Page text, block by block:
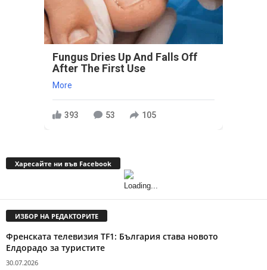
Fungus Dries Up And Falls Off
After The First Use
More
393 53 105
Харесайте ни във Facebook
ИЗБОР НА РЕДАКТОРИТЕ
Френската телевизия TF1: България става новото
Елдорадо за туристите
30.07.2026